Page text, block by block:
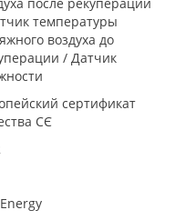
температуры
воздуха до
/ Датчик
сертификат
СЄ